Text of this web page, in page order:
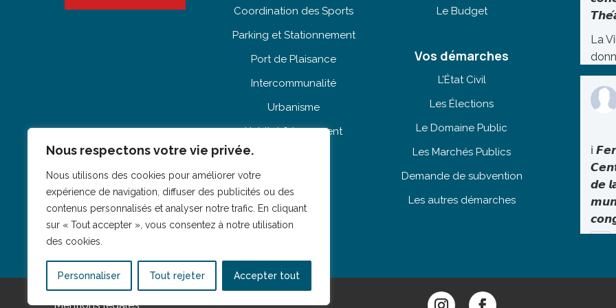
Nous respectons votre vie privée.
Nous utilisons des cookies pour améliorer votre
expérience de navigation, diffuser des publicités ou des
contenus personnalisés et analyser notre trafic. En cliquant
sur « Tout accepter », vous consentez à notre utilisation
des cookies.
Personnaliser Tout rejeter Accepter tout
Coordination des Sports
Parking et Stationnement
Port de Plaisance
Intercommunalité
Urbanisme
Habitat & Logement
Le Budget
Vos démarches
L’État Civil
Les Élections
Le Domaine Public
Les Marchés Publics
Demande de subvention
Les autres démarches
La
une
I
ℹ️
𝙙𝙚
Mentions légales